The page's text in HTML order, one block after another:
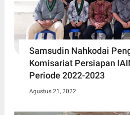
Samsudin Nahkodai
Komisariat Persiapan
Periode 2022-2023
Agustus 21, 2022